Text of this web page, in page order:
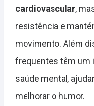
cardiovascular,
resistência e
movimento. Além
frequentes têm um
saúde mental,
melhorar o humor.